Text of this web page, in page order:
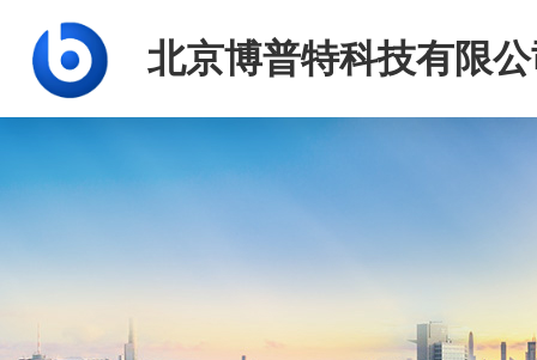
北京博普特科技有限